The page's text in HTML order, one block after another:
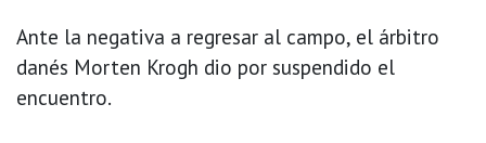
Ante la negativa a regresar al campo, el árbitro
danés Morten Krogh dio por suspendido el
encuentro.